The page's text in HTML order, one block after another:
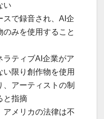
い
スで録音され、AI企
みを使用すること
ラティブAI企業がア
限り創作物を使用
アーティストの制
と指摘
アメリカの法律は不